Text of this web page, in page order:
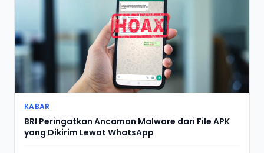
KABAR
BRI Peringatkan Ancaman Malware dari File APK
yang Dikirim Lewat WhatsApp